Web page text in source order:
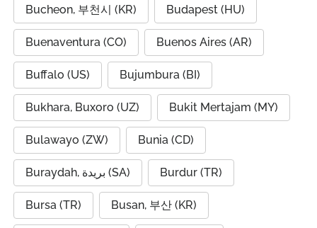
Bucheon, 부천시 (KR) Budapest (HU)
Buenaventura (CO) Buenos Aires (AR)
Buffalo (US) Bujumbura (BI)
Bukhara, Buxoro (UZ) Bukit Mertajam (MY)
Bulawayo (ZW) Bunia (CD)
Buraydah, بريدة (SA) Burdur (TR)
Bursa (TR) Busan, 부산 (KR)